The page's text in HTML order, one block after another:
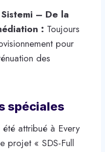
– De la
: Toujours
pour
des
spéciales
attribué à Every
projet « SDS-Full